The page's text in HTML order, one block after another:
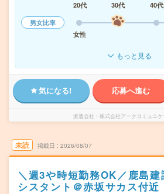
20代
30代 40代
男女比率
女性
もっと見る
気になる! 応募へ進む
派遣会社 株式会社アークコミュニ
未読 掲載日 2026/08/07
＼週3や時短勤務OK／鹿島
シスタント＠赤坂サカス付近